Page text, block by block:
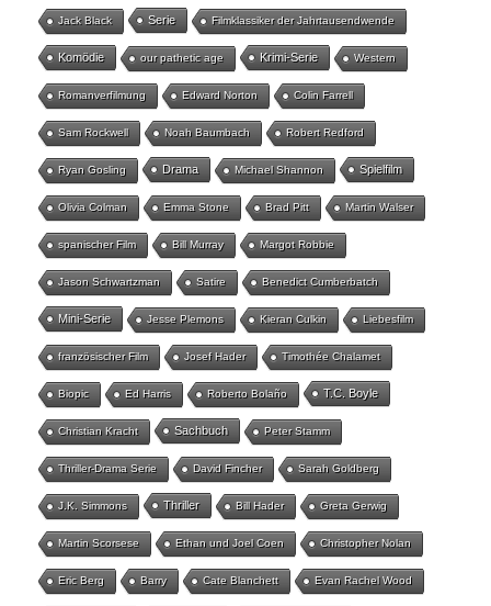
Jack Black Serie Filmklassiker der Jahrtausendwende
Komödie our pathetic age Krimi-Serie Western
Romanverfilmung Edward Norton Colin Farrell
Sam Rockwell Noah Baumbach Robert Redford
Ryan Gosling Drama Michael Shannon Spielfilm
Olivia Colman Emma Stone Brad Pitt Martin Walser
spanischer Film Bill Murray Margot Robbie
Jason Schwartzman Satire Benedict Cumberbatch
Mini-Serie Jesse Plemons Kieran Culkin Liebesfilm
französischer Film Josef Hader Timothée Chalamet
Biopic Ed Harris Roberto Bolaño T.C. Boyle
Christian Kracht Sachbuch Peter Stamm
Thriller-Drama Serie David Fincher Sarah Goldberg
J.K. Simmons Thriller Bill Hader Greta Gerwig
Martin Scorsese Ethan und Joel Coen Christopher Nolan
Eric Berg Barry Cate Blanchett Evan Rachel Wood